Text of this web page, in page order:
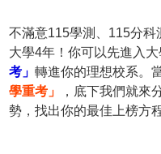
不滿意115學測、115分
大學4年！你可以先進入
考」轉進你的理想校系。
學重考」
，底下我們就來
勢，找出你的最佳上榜方